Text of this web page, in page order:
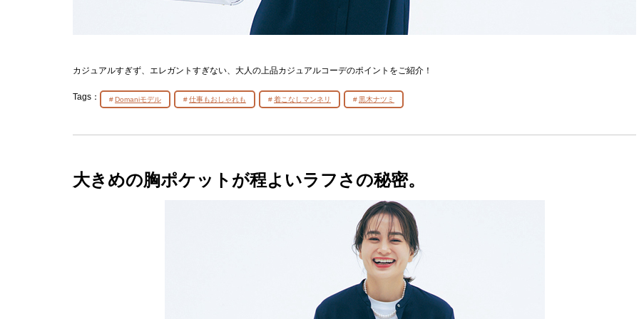
カジュアルすぎず、エレガントすぎない、大人の上品カジュアルコーデのポイントをご紹介！
Tags： Domaniモデル 仕事もおしゃれも 着こなしマンネリ 黒木ナツミ
大きめの胸ポケットが程よいラフさの秘密。